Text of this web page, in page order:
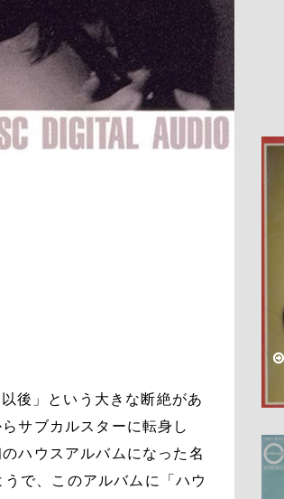
後」という大きな断絶があ
サブカルスターに転身し
ハウスアルバムになった名
で、このアルバムに「ハウ